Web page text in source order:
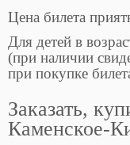
Цена билета
Для детей в
(при наличии
при покупке
Заказать,
Каменское-